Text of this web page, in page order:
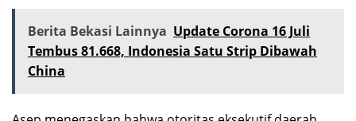
Berita Bekasi Lainnya Update Corona 16 Juli
Tembus 81.668, Indonesia Satu Strip Dibawah
China